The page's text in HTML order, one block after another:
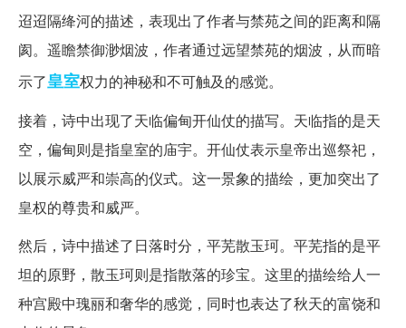
迢迢隔绛河的描述，表现出了作者与禁苑之间的距离和隔
阂。遥瞻禁御渺烟波，作者通过远望禁苑的烟波，从而暗
示了皇室权力的神秘和不可触及的感觉。
接着，诗中出现了天临偏甸开仙仗的描写。天临指的是天
空，偏甸则是指皇室的庙宇。开仙仗表示皇帝出巡祭祀，
以展示威严和崇高的仪式。这一景象的描绘，更加突出了
皇权的尊贵和威严。
然后，诗中描述了日落时分，平芜散玉珂。平芜指的是平
坦的原野，散玉珂则是指散落的珍宝。这里的描绘给人一
种宫殿中瑰丽和奢华的感觉，同时也表达了秋天的富饶和